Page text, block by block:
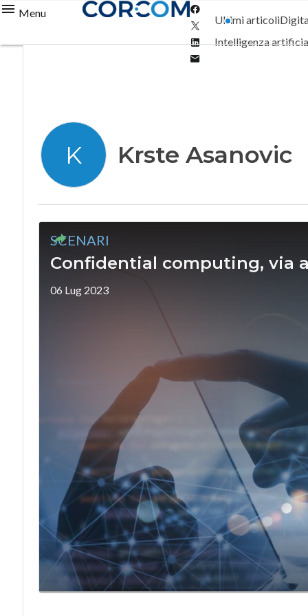
Menu
Twitter
Linkedin
Ultimi articoli
Intelligenza
K Krste Asanovic
SCENARI
Confidential computing, via
06 Lug 2023